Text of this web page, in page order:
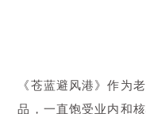
《苍蓝避风港》作为
品，一直饱受业内和